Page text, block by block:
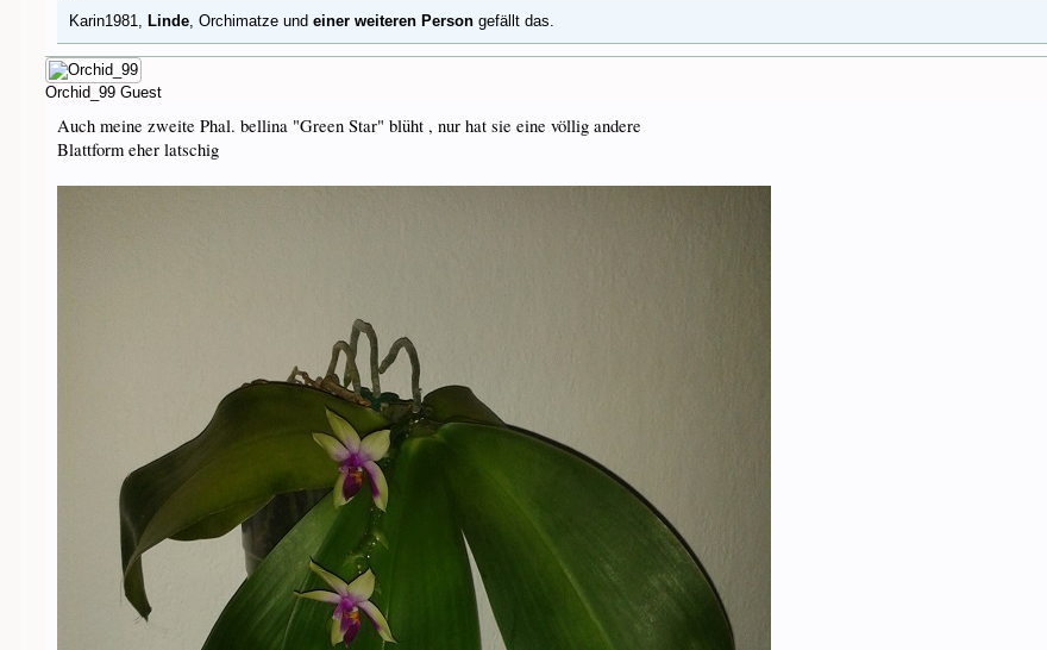
Karin1981, Linde,Orchimatze undeiner weiteren Person gefällt das.
Orchid_99 Guest
Auch meine zweite Phal. bellina "Green Star" blüht , nur hat sie eine völlig andere
Blattform eher latschig